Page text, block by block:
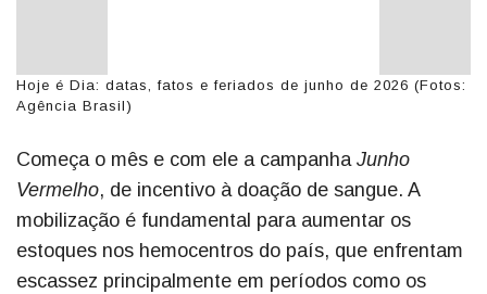
Hoje é Dia: datas, fatos e feriados de junho de 2026 (Fotos:
Agência Brasil)
Começa o mês e com ele a campanha Junho
Vermelho, de incentivo à doação de sangue. A
mobilização é fundamental para aumentar os
estoques nos hemocentros do país, que enfrentam
escassez principalmente em períodos como os